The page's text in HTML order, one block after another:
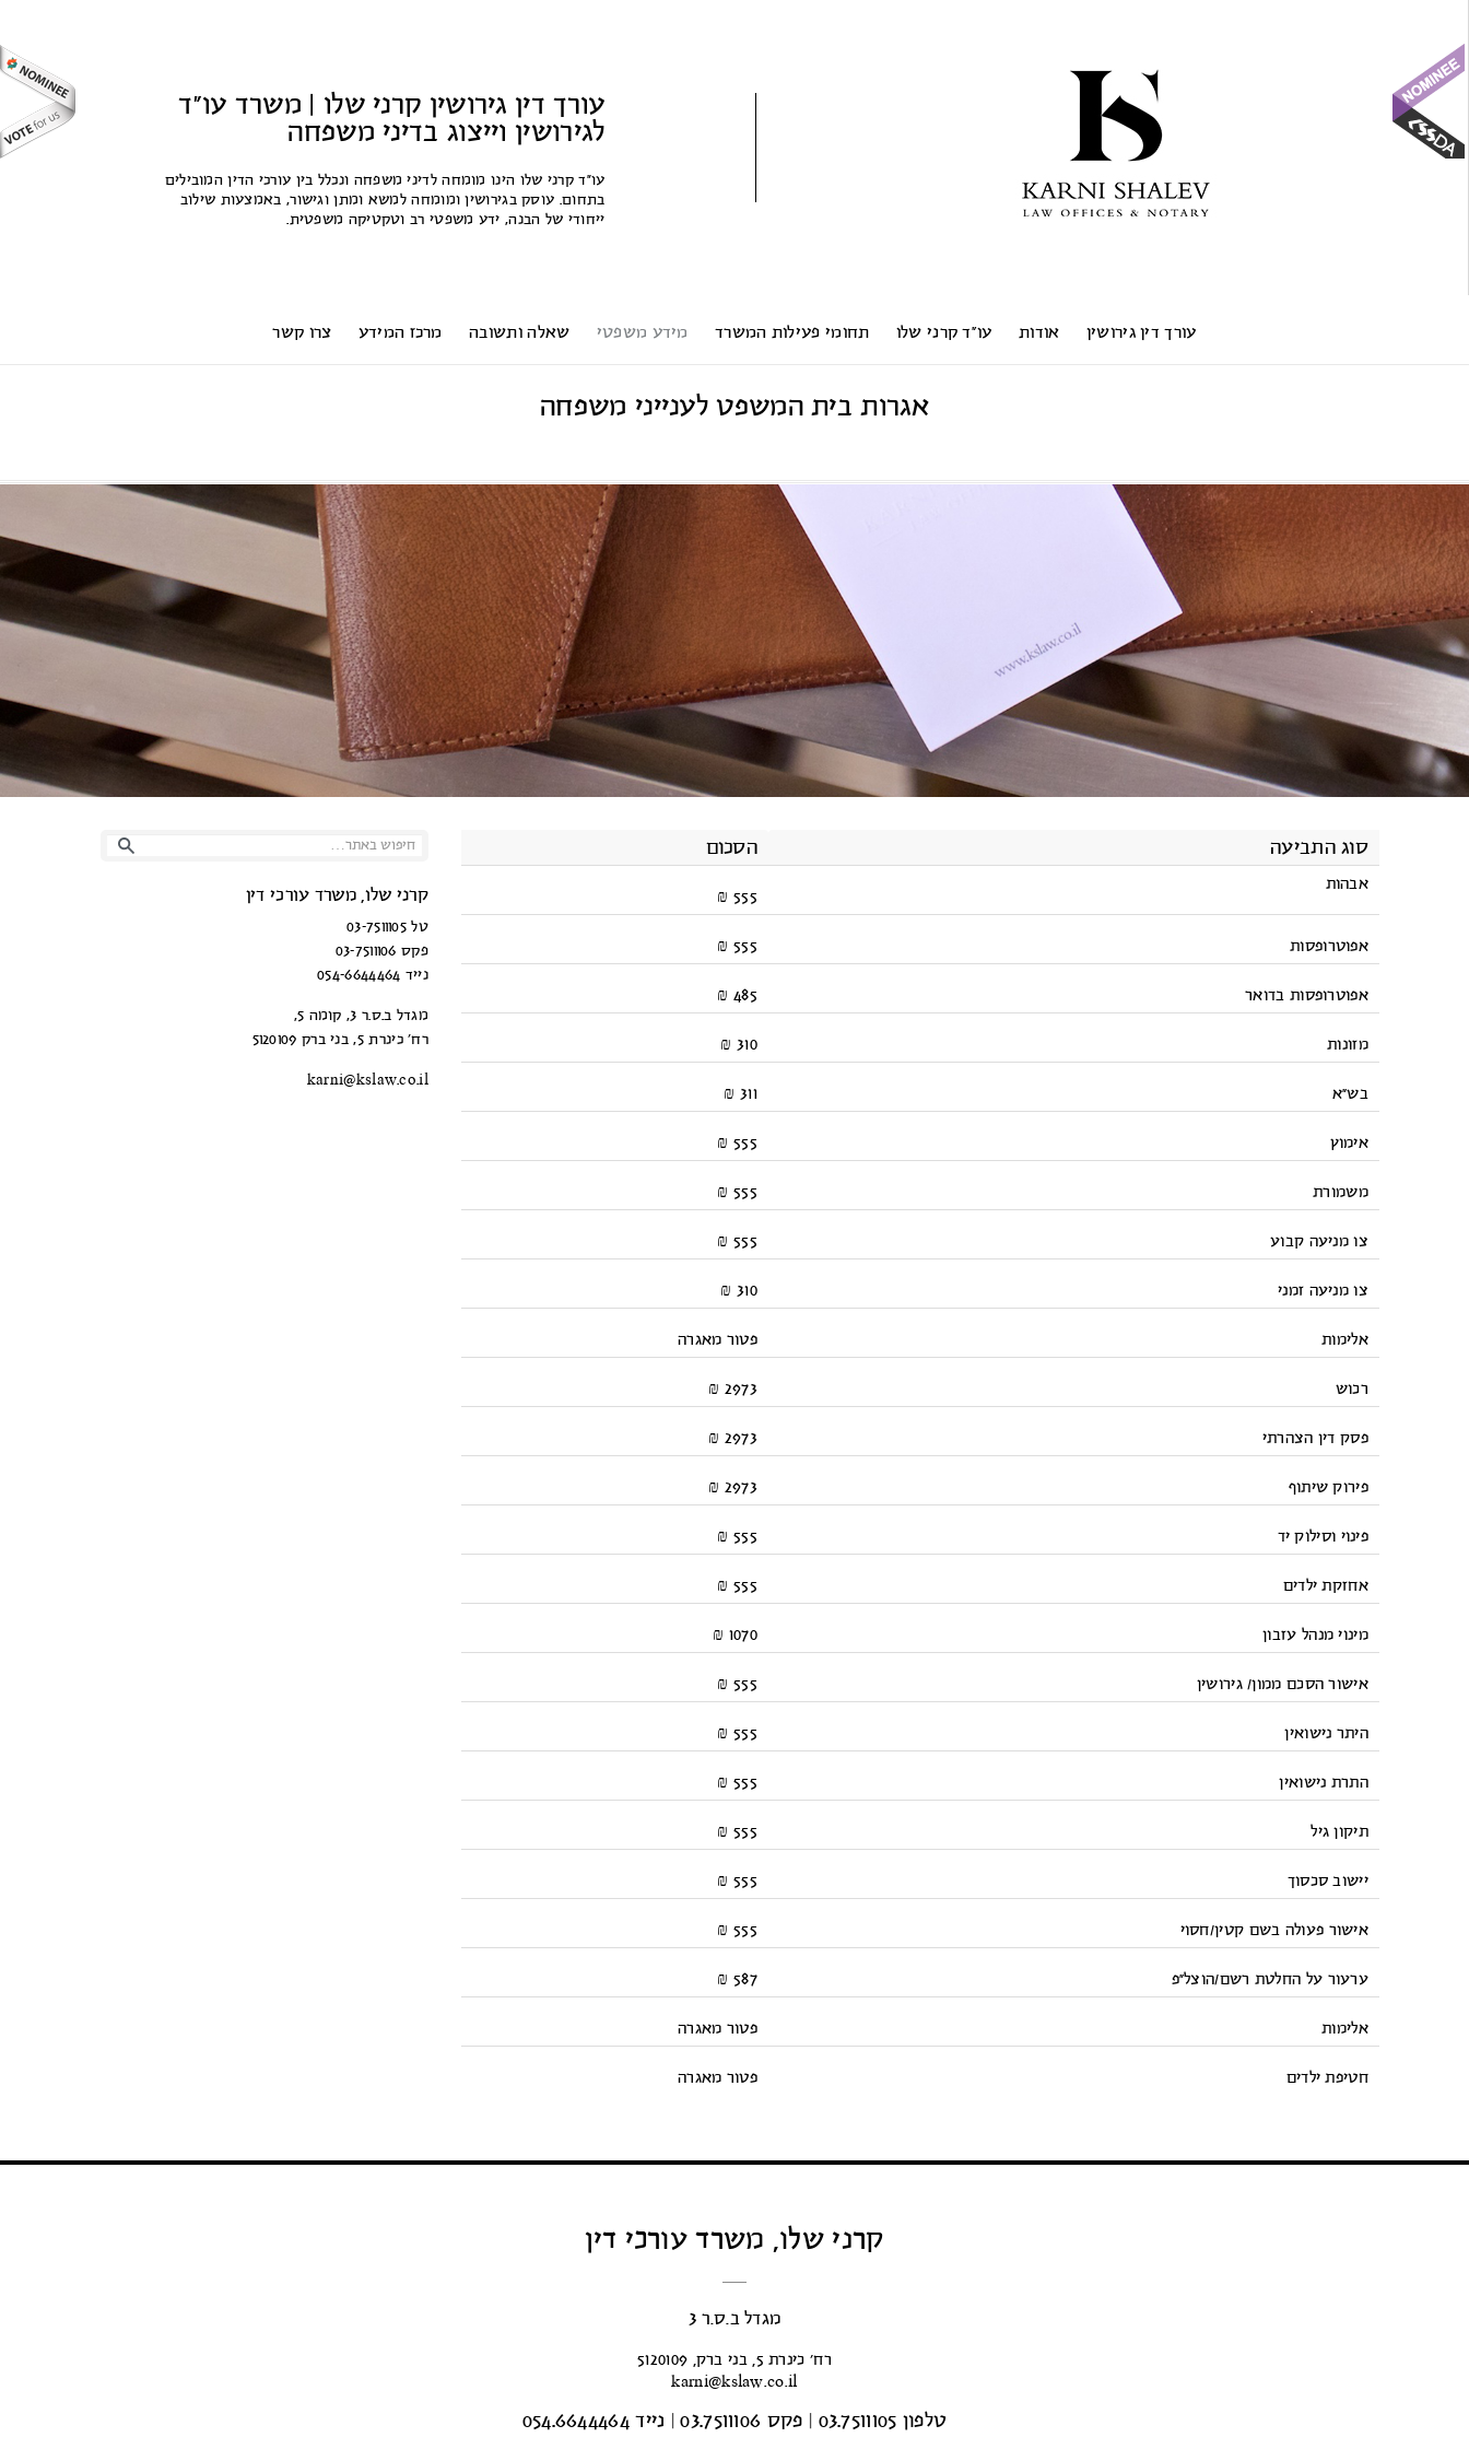
עורך דין גירושין קרני שלו | משרד עו"ד
לגירושין וייצוג בדיני משפחה
עו״ד קרני שלו הינו מומחה לדיני משפחה ונכלל בין עורכי הדין המובילים
בתחום. עוסק בגירושין ומומחה למשא ומתן וגישור, באמצעות שילוב
ייחודי של הבנה, ידע משפטי רב וטקטיקה משפטית.
עורך דין גירושין אודות עו”ד קרני שלו תחומי פעילות המשרד מידע משפטי שאלה ותשובה מרכז המידע צרו קשר
אגרות בית המשפט לענייני משפחה
סוג התביעה הסכום
אבהות
555 ₪
אפוטרופסות 555 ₪
אפוטרופסות בדואר 485 ₪
מזונות 310 ₪
בש”א 311 ₪
אימוץ 555 ₪
משמורת 555 ₪
צו מניעה קבוע 555 ₪
צו מניעה זמני 310 ₪
אלימות פטור מאגרה
רכוש 2973 ₪
פסק דין הצהרתי 2973 ₪
פירוק שיתוף 2973 ₪
פינוי וסילוק יד 555 ₪
אחזקת ילדים 555 ₪
מינוי מנהל עזבון 1070 ₪
אישור הסכם ממון/ גירושין 555 ₪
היתר נישואין 555 ₪
התרת נישואין 555 ₪
תיקון גיל 555 ₪
יישוב סכסוך 555 ₪
אישור פעולה בשם קטין/חסוי 555 ₪
ערעור על החלטת רשם/הוצל”פ 587 ₪
אלימות פטור מאגרה
חטיפת ילדים פטור מאגרה
קרני שלו, משרד עורכי דין
טל 03-7511105
פקס 03-7511106
נייד 054-6644464
מגדל ב.ס.ר 3, קומה 5,
רח’ כינרת 5, בני ברק 5120109
karni@kslaw.co.il
קרני שלו, משרד עורכי דין
מגדל ב.ס.ר 3
רח’ כינרת 5, בני ברק, 5120109
karni@kslaw.co.il
טלפון 03.7511105 | פקס 03.7511106 | נייד 054.6644464